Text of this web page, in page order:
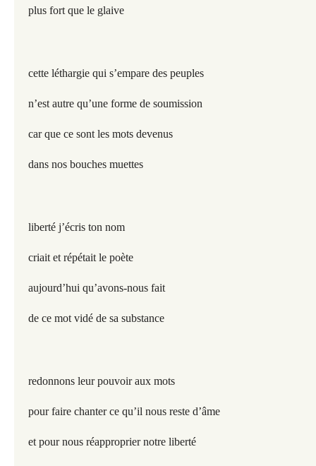
plus fort que le glaive
cette léthargie qui s’empare des peuples
n’est autre qu’une forme de soumission
car que ce sont les mots devenus
dans nos bouches muettes
liberté j’écris ton nom
criait et répétait le poète
aujourd’hui qu’avons-nous fait
de ce mot vidé de sa substance
redonnons leur pouvoir aux mots
pour faire chanter ce qu’il nous reste d’âme
et pour nous réapproprier notre liberté